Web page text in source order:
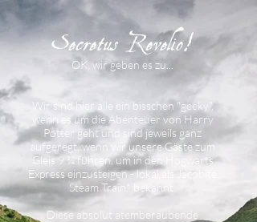
Secretus Revelio!
OK, wir geben es zu...
Wir sind hier alle ein bisschen "geeky",
wenn es um die Abenteuer von Harry
Potter geht und sind jeweils ganz
aufgeregt, wenn wir unsere Gäste zum
Gleis 9 ¾ führen, um in den Hogwarts
Express einzusteigen - lokal als Jacobite
Steam Train* bekannt.
Diese absolut atemberaubende